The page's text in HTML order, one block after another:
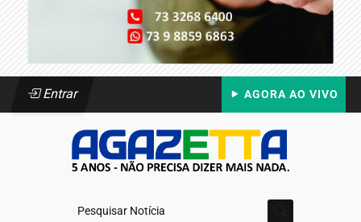
Entrar AGORA AO VIVO